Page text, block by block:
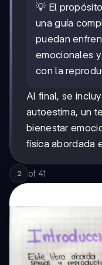
💡 El
una guía
puedan
emocionales
con la
Al final, se
autoestima, un
bienestar
física abordada
2 of 41